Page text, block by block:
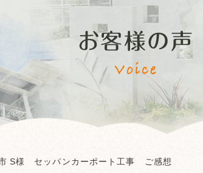
お客様の声
Voice
S様 セッパンカーポート工事 ご感想